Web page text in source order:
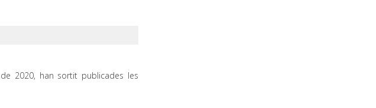
2020, han sortit publicades les